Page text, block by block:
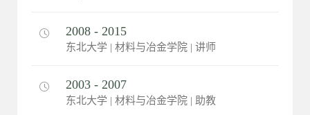
2008 - 2015
东北大学 | 材料与冶金学院 | 讲师
2003 - 2007
东北大学 | 材料与冶金学院 | 助教